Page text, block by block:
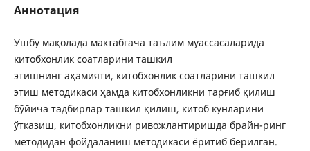
Аннотация
Ушбу мақолада мактабгача таълим муассасаларида
китобхонлик соатларини ташкил
этишнинг аҳамияти, китобхонлик соатларини ташкил
этиш методикаси ҳамда китобхонликни тарғиб қилиш
бўйича тадбирлар ташкил қилиш, китоб кунларини
ўтказиш, китобхонликни ривожлантиришда брайн-ринг
методидан фойдаланиш методикаси ёритиб берилган.